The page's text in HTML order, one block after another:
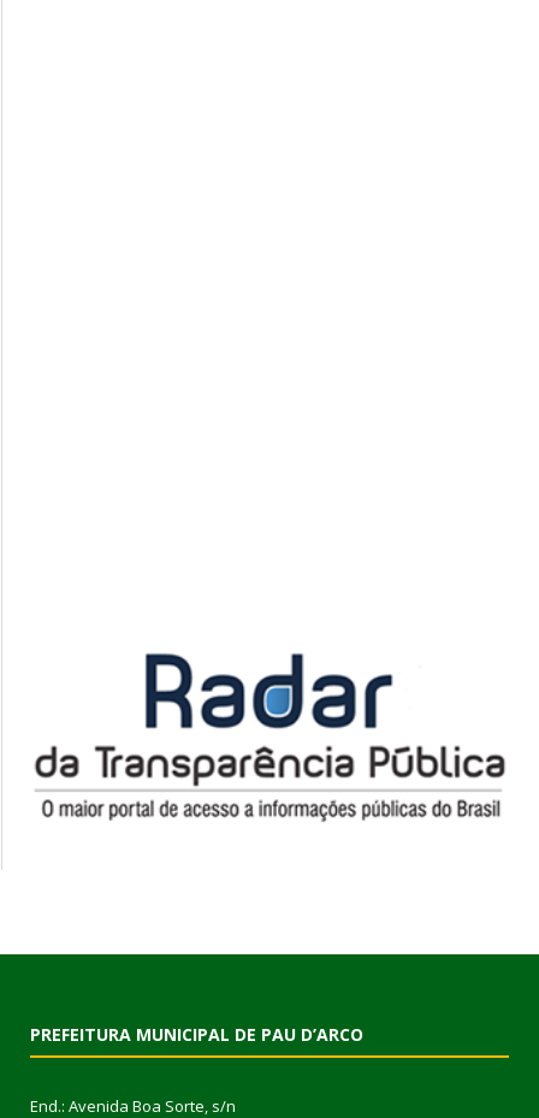
PREFEITURA MUNICIPAL DE PAU D’ARCO
End.: Avenida Boa Sorte, s/n